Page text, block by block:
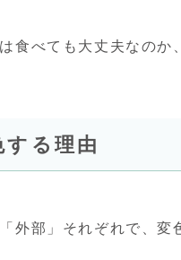
食べても大丈夫なのか
る理由
外部」それぞれで、変